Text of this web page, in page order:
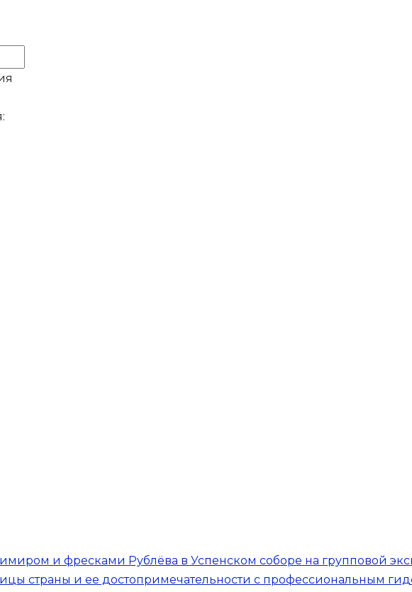
и фресками Рублёва в Успенском соборе на групповой
страны и ее достопримечательности с профессиональным